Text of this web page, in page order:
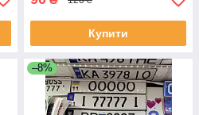
Купити
–8%